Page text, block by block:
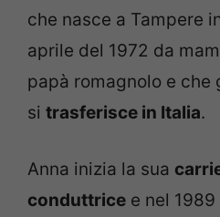
che nasce a Tampere
aprile del 1972 da
papà romagnolo e che
si trasferisce in Italia.
Anna inizia la sua
conduttrice e nel